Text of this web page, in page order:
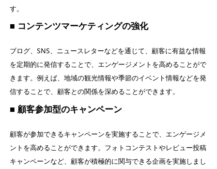
す。
コンテンツマーケティングの強化
ブログ、SNS、ニュースレターなどを通じて、顧客に有益な情報
を定期的に発信することで、エンゲージメントを高めることがで
きます。例えば、地域の観光情報や季節のイベント情報などを発
信することで、顧客との関係を深めることができます。
顧客参加型のキャンペーン
顧客が参加できるキャンペーンを実施することで、エンゲージメ
ントを高めることができます。フォトコンテストやレビュー投稿
キャンペーンなど、顧客が積極的に関与できる企画を実施しまし